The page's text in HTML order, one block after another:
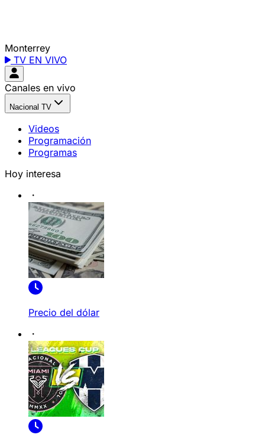
Monterrey
TV EN VIVO
Canales en vivo
Nacional TV
Videos
Programación
Programas
Hoy interesa
Precio del dólar